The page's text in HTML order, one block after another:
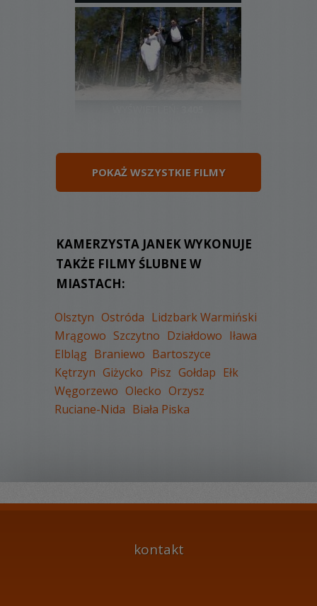
WYŚWIETLEŃ: 2527
KOMENTARZY:0
WYŚWIETLEŃ:1969
KOMENTARZY:3
KOMENTARZY:0
POKAŻ WSZYSTKIE FILMY
KAMERZYSTA JANEK WYKONUJE
TAKŻE FILMY ŚLUBNE W
MIASTACH:
Olsztyn Ostróda Lidzbark Warmiński
Mrągowo Szczytno Działdowo Iława
Elbląg Braniewo Bartoszyce
Kętrzyn Giżycko Pisz Gołdap Ełk
Węgorzewo Olecko Orzysz
Ruciane-Nida Biała Piska
kontakt